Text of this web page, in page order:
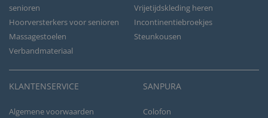
senioren
Vrijetijdskleding heren
Hoorversterkers voor senioren
Incontinentiebroekjes
Massagestoelen
Steunkousen
Verbandmateriaal
KLANTENSERVICE
Algemene voorwaarden
SANPURA
Colofon